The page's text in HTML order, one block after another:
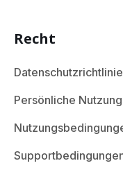
Recht
Datenschutzrichtlinie
Persönliche